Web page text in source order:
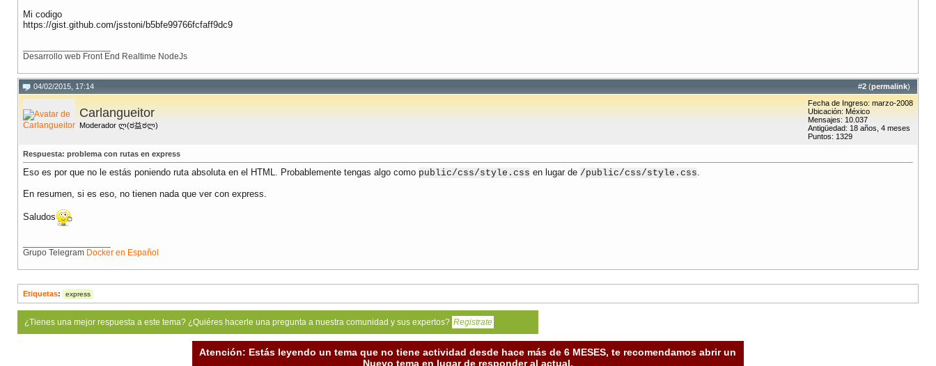
Mi codigo
https://gist.github.com/jsstoni/b5bfe99766fcfaff9dc9
Desarrollo web Front End Realtime NodeJs
#2 (permalink)
04/02/2015, 17:14
Carlangueitor
Moderador ლ(ಠ益ಠლ)
Fecha de Ingreso: marzo-2008
Ubicación: México
Mensajes: 10.037
Antigüedad: 18 años, 4 meses
Puntos: 1329
Respuesta: problema con rutas en express
Eso es por que no le estás poniendo ruta absoluta en el HTML. Probablemente tengas algo como public/css/style.css en lugar de /public/css/style.css.
En resumen, si es eso, no tienen nada que ver con express.
Saludos
Grupo Telegram Docker en Español
Etiquetas: express
¿Tienes una mejor respuesta a este tema? ¿Quiéres hacerle una pregunta a nuestra comunidad y sus expertos? Registrate
Atención: Estás leyendo un tema que no tiene actividad desde hace más de 6 MESES, te recomendamos abrir un
Nuevo tema en lugar de responder al actual.